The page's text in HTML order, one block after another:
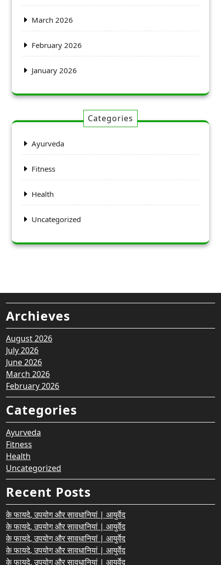
March 2026
February 2026
January 2026
Categories
Ayurveda
Fitness
Health
Uncategorized
Archieves
August 2026
July 2026
June 2026
March 2026
February 2026
Categories
Ayurveda
Fitness
Health
Uncategorized
Recent Posts
के फायदे, उपयोग और सावधानियां | आयुर्वेद
के फायदे, उपयोग और सावधानियां | आयुर्वेद
के फायदे, उपयोग और सावधानियां | आयुर्वेद
के फायदे, उपयोग और सावधानियां | आयुर्वेद
के फायदे, उपयोग और सावधानियां | आयुर्वेद